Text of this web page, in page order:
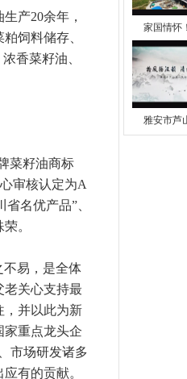
产20余年，
饲料储存、
香菜籽油、
菜籽油商标
审核认定为A
名优产品”、
。
不易，是全体
老关心支持最
，并以此为新
家重点龙头企
市场研发诸多
有的贡献。
家国情怀
雅安市芦